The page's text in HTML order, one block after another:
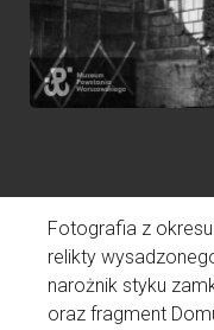
Fotografia z
relikty
narożnik styku
oraz fragment